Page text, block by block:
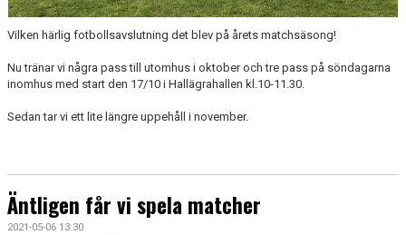
Vilken härlig fotbollsavslutning det blev på årets matchsäsong!
Nu tränar vi några pass till utomhus i oktober och tre pass på söndagarna
inomhus med start den 17/10 i Hallägrahallen kl.10-11.30.
Sedan tar vi ett lite längre uppehåll i november.
Äntligen får vi spela matcher
2021-05-06 13:30